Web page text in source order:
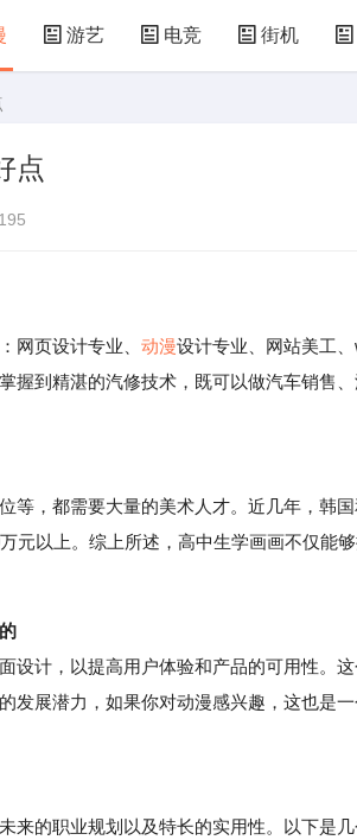
游艺 电竞 街机
点
195
页设计专业、 动漫设计专业、网站美工
握到精湛的汽修技术，既可以做汽车销售
，都需要大量的美术人才。近几年，韩国
元以上。综上所述，高中生学画画不仅能
计，以提高用户体验和产品的可用性。
发展潜力，如果你对动漫感兴趣，这也是
的职业规划以及特长的实用性。以下是几